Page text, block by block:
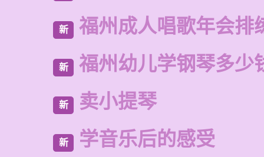
新 福州成人唱歌年会排
新 福州幼儿学钢琴多少
新 卖小提琴
新 学音乐后的感受